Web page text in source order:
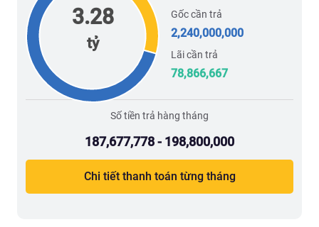
3.28
tỷ
Gốc cần trả
2,240,000,000
Lãi cần trả
78,866,667
Số tiền trả hàng tháng
187,677,778 - 198,800,000
Chi tiết thanh toán từng tháng